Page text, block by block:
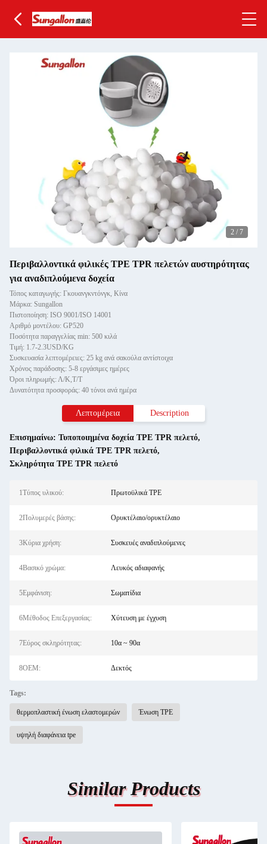
2 / 7
Περιβαλλοντικά φιλικές TPE TPR πελετών αυστηρότητας
για αναδιπλούμενα δοχεία
Τόπος καταγωγής: Γκουανγκντόνγκ, Κίνα
Μάρκα: Sungallon
Πιστοποίηση: ISO 9001/ISO 14001
Αριθμό μοντέλου: GP520
Ποσότητα παραγγελίας min: 500 κιλά
Τιμή: 1.7-2.3USD/KG
Συσκευασία λεπτομέρειες: 25 kg ανά σακούλα αντίστοιχα
Χρόνος παράδοσης: 5-8 εργάσιμες ημέρες
Όροι πληρωμής: Λ/Κ,Τ/Τ
Δυνατότητα προσφοράς: 40 τόνοι ανά ημέρα
Λεπτομέρεια Description
Επισημαίνω: Τυποποιημένα δοχεία TPE TPR πελετό,
Περιβαλλοντικά φιλικά TPE TPR πελετό,
Σκληρότητα TPE TPR πελετό
1Τύπος υλικού: Πρωτοϋλικά TPE
2Πολυμερές βάσης: Ορυκτέλαιο/ορυκτέλαιο
3Κύρια χρήση: Συσκευές αναδιπλούμενες
4Βασικό χρώμα: Λευκός αδιαφανής
5Εμφάνιση: Σωματίδια
6Μέθοδος Επεξεργασίας: Χύτευση με έγχυση
7Εύρος σκληρότητας: 10α ~ 90α
8OEM: Δεκτός
Tags:
θερμοπλαστική ένωση ελαστομερών Ένωση TPE
υψηλή διαφάνεια tpe
Similar Products